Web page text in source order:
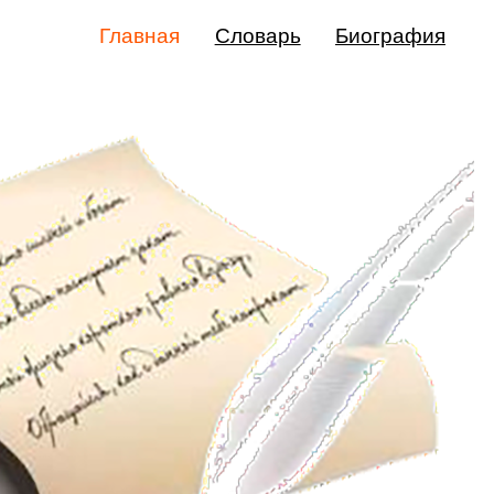
Главная Словарь Биография